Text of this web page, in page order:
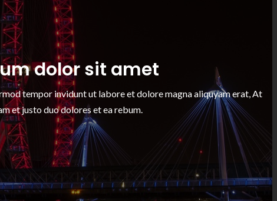
dolor sit amet
tempor invidunt ut labore et dolore magna aliquyam erat, At
et justo duo dolores et ea rebum.